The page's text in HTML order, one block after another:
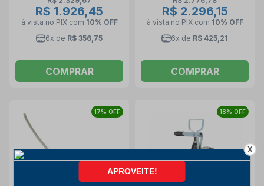
R$ 1.926,45
à vista no PIX com 10% OFF
6x de R$ 356,75
COMPRAR
R$ 2.296,15
à vista no PIX com 10% OFF
6x de R$ 425,21
COMPRAR
17% OFF 18% OFF
X